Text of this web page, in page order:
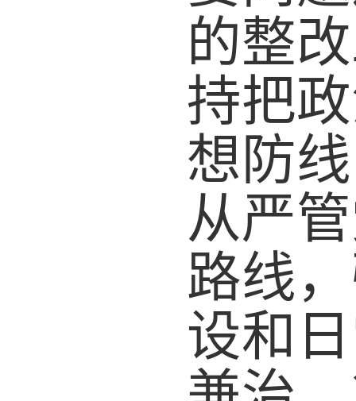
的整
持把
想防
从严
路线
设和